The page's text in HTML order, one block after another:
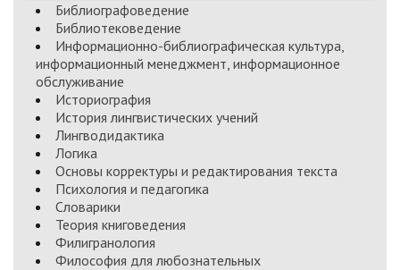
Библиографоведение
Библиотековедение
Информационно-библиографическая культура,
информационный менеджмент, информационное
обслуживание
Историография
История лингвистических учений
Лингводидактика
Логика
Основы корректуры и редактирования текста
Психология и педагогика
Словарики
Теория книговедения
Филигранология
Философия для любознательных